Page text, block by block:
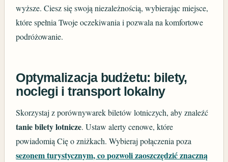
wyższe. Ciesz się swoją niezależnością, wybierając miejsce,
które spełnia Twoje oczekiwania i pozwala na komfortowe
podróżowanie.
Optymalizacja budżetu: bilety,
noclegi i transport lokalny
Skorzystaj z porównywarek biletów lotniczych, aby znaleźć
tanie bilety lotnicze. Ustaw alerty cenowe, które
powiadomią Cię o zniżkach. Wybieraj połączenia poza
sezonem turystycznym, co pozwoli zaoszczędzić znaczną